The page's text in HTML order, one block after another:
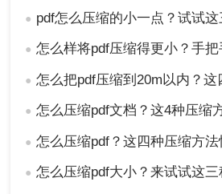
● pdf怎么压缩的小一点？试试这三
● 怎么样将pdf压缩得更小？手把
● 怎么把pdf压缩到20m以内？这四
● 怎么压缩pdf文档？这4种压缩
● 怎么压缩pdf？这四种压缩方法
● 怎么压缩pdf大小？来试试这三